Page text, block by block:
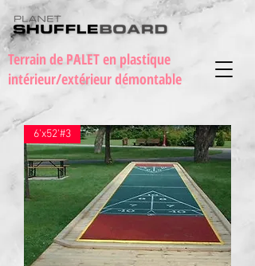
Terrain de PALET en plastique
intérieur/extérieur démontable
6'x52'#3